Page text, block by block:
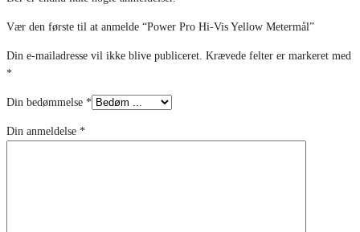
Vær den første til at anmelde “Power Pro Hi-Vis Yellow Metermål”
Din e-mailadresse vil ikke blive publiceret. Krævede felter er markeret med
*
Din bedømmelse *
Din anmeldelse *